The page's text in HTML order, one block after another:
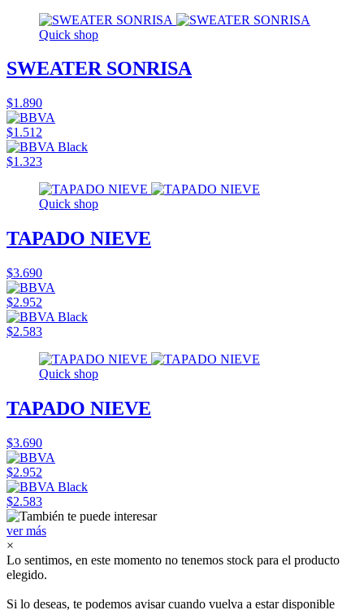
Quick shop
SWEATER SONRISA
$1.890
$1.512
$1.323
Quick shop
TAPADO NIEVE
$3.690
$2.952
$2.583
Quick shop
TAPADO NIEVE
$3.690
$2.952
$2.583
ver más
×
Lo sentimos, en este momento no tenemos stock para el producto
elegido.
Si lo deseas, te podemos avisar cuando vuelva a estar disponible